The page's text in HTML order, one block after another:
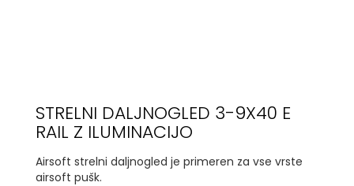
STRELNI DALJNOGLED 3-9X40 E
RAIL Z ILUMINACIJO
Airsoft strelni daljnogled je primeren za vse vrste
airsoft pušk.